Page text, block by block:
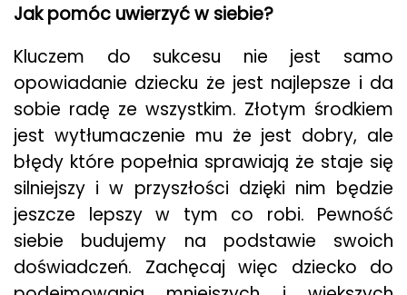
Jak pomóc uwierzyć w siebie?
Kluczem do sukcesu nie jest samo
opowiadanie dziecku że jest najlepsze i da
sobie radę ze wszystkim. Złotym środkiem
jest wytłumaczenie mu że jest dobry, ale
błędy które popełnia sprawiają że staje się
silniejszy i w przyszłości dzięki nim będzie
jeszcze lepszy w tym co robi. Pewność
siebie budujemy na podstawie swoich
doświadczeń. Zachęcaj więc dziecko do